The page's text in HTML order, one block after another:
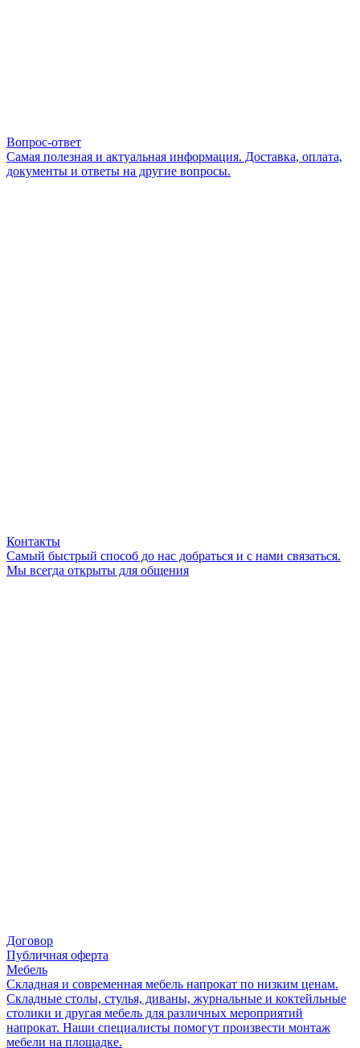
Вопрос-ответ
Самая полезная и актуальная информация. Доставка, оплата,
документы и ответы на другие вопросы.
Контакты
Самый быстрый способ до нас добраться и с нами связаться.
Мы всегда открыты для общения
Договор
Публичная оферта
Мебель
Складная и современная мебель напрокат по низким ценам.
Складные столы, стулья, диваны, журнальные и коктейльные
столики и другая мебель для различных мероприятий
напрокат. Наши специалисты помогут произвести монтаж
мебели на площадке.